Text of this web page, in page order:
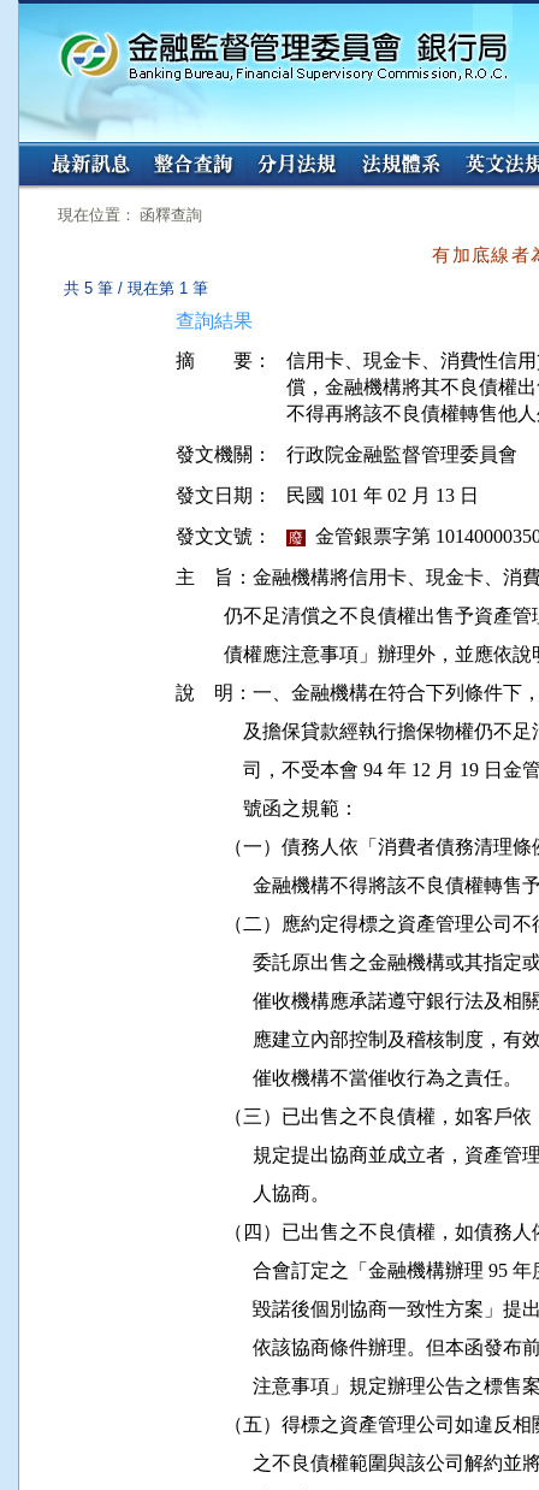
:::
現在位置： 函釋查詢
有加底線者
共 5 筆 / 現在第 1 筆
查詢結果
摘 要：
信用卡、現金卡、消費性信
償，金融機構將其不良債權
不得再將該不良債權轉售他
發文機關：
行政院金融監督管理委員會
發文日期：
民國 101 年 02 月 13 日
發文文號：
廢
金管銀票字第
主    旨：金融機構將信用卡、現金卡、消
仍不足清償之不良債權出售予資
債權應注意事項」辦理外，並應依
說    明：一、金融機構在符合下列條件下
及擔保貸款經執行擔保物權仍
司，不受本會 94 年 12 月 19
              號函之規範：
（一）債務人依「消費者債務清理
金融機構不得將該不良債權轉
（二）應約定得標之資產管理公
委託原出售之金融機構或其
催收機構應承諾遵守銀行法
應建立內部控制及稽核制度
                催收機構不當催收行為之責任。
（三）已出售之不良債權，如客戶
規定提出協商並成立者，資
                人協商。
（四）已出售之不良債權，如債
合會訂定之「金融機構辦理
毀諾後個別協商一致性方案
依該協商條件辦理。但本函
注意事項」規定辦理公告之標
（五）得標之資產管理公司如違
之不良債權範圍與該公司解